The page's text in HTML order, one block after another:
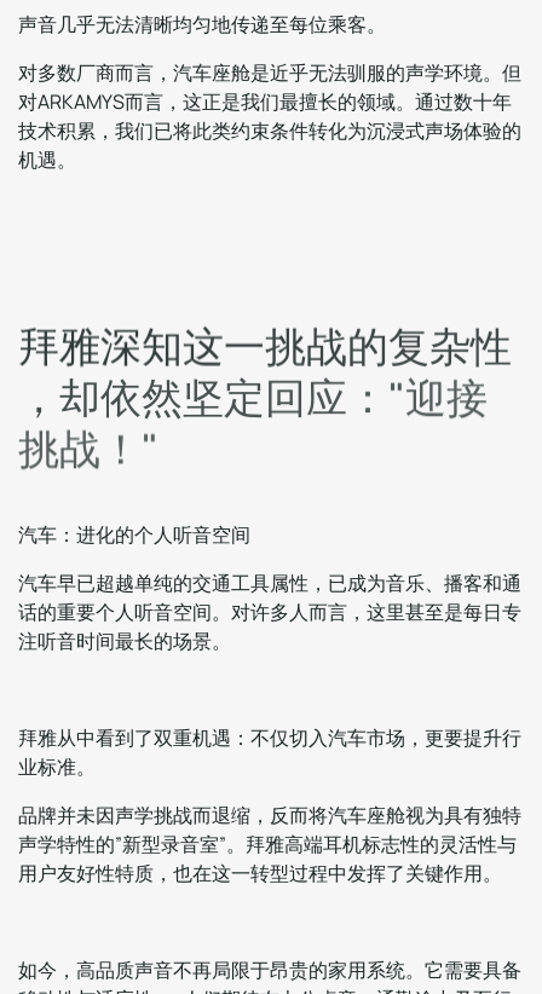
声音几乎无法清晰均匀地传递至每位乘客。
对多数厂商而言，汽车座舱是近乎无法驯服的声学环境。但
对ARKAMYS而言，这正是我们最擅长的领域。通过数十年
技术积累，我们已将此类约束条件转化为沉浸式声场体验的
机遇。
拜雅深知这一挑战的复杂性
， 却依然坚定回应 ： "迎接
挑战 ！ "
汽车：进化的个人听音空间
汽车早已超越单纯的交通工具属性，已成为音乐、播客和通
话的重要个人听音空间。对许多人而言，这里甚至是每日专
注听音时间最长的场景。
拜雅从中看到了双重机遇：不仅切入汽车市场，更要提升行
业标准。
品牌并未因声学挑战而退缩，反而将汽车座舱视为具有独特
声学特性的”新型录音室”。拜雅高端耳机标志性的灵活性与
用户友好性特质，也在这一转型过程中发挥了关键作用。
如今，高品质声音不再局限于昂贵的家用系统。它需要具备